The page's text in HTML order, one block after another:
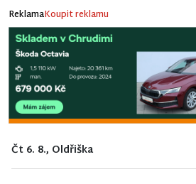
ReklamaKoupit reklamu
Čt 6. 8., Oldřiška